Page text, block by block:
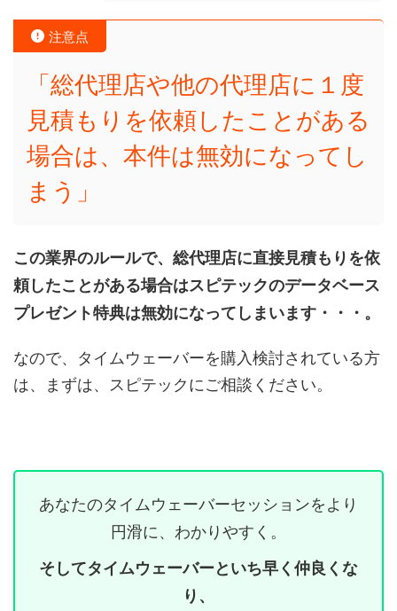
注意点
「総代理店や他の代理店に１度
見積もりを依頼したことがある
場合は、本件は無効になってし
まう」
この業界のルールで、総代理店に直接見積もりを依
頼したことがある場合はスピテックのデータベース
プレゼント特典は無効になってしまいます・・・。
なので、タイムウェーバーを購入検討されている方
は、まずは、スピテックにご相談ください。
あなたのタイムウェーバーセッションをより
円滑に、わかりやすく。
そしてタイムウェーバーといち早く仲良くな
り、